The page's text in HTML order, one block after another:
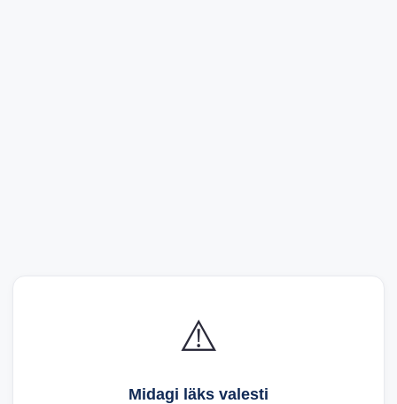
⚠️
Midagi läks valesti